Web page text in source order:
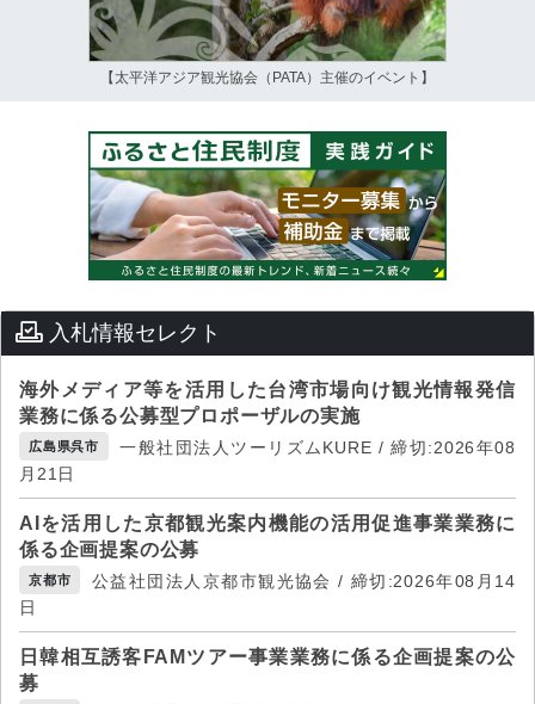
【太平洋アジア観光協会（PATA）主催のイベント】
入札情報セレクト
海外メディア等を活用した台湾市場向け観光情報発信
業務に係る公募型プロポーザルの実施
広島県呉市
一般社団法人ツーリズムKURE / 締切:2026年08
月21日
AIを活用した京都観光案内機能の活用促進事業業務に
係る企画提案の公募
京都市
公益社団法人京都市観光協会 / 締切:2026年08月14
日
日韓相互誘客FAMツアー事業業務に係る企画提案の公
募